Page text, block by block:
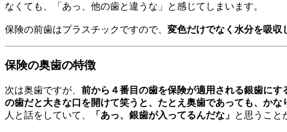
なくても、「あっ、他の歯と違うな」と感じてしまいます。
保険の前歯はプラスチックですので、 変色だけでなく水分を吸収
保険の奥歯の特徴
次は奥歯ですが、 前から４番目の歯を保険が適用される銀歯にす
の歯だと大きな口を開けて笑うと、たとえ奥歯であっても、かな
人と話をしていて、
「あっ、銀歯が入ってるんだな」 と思うこと